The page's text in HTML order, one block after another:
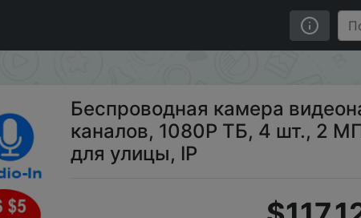
Hiseeu, 8 каналов, 1080P ТБ, 4 шт., 2
Беспроводная камера
каналов, 1080P ТБ, 4 шт., 2
для улицы, IP